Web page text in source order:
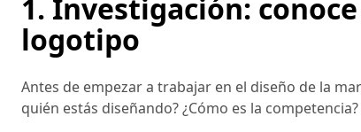
1. Investigación:
logotipo
Antes de empezar a trabajar en el diseño de la
quién estás diseñando? ¿Cómo es la